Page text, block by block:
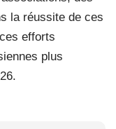
la réussite de ces
efforts
plus